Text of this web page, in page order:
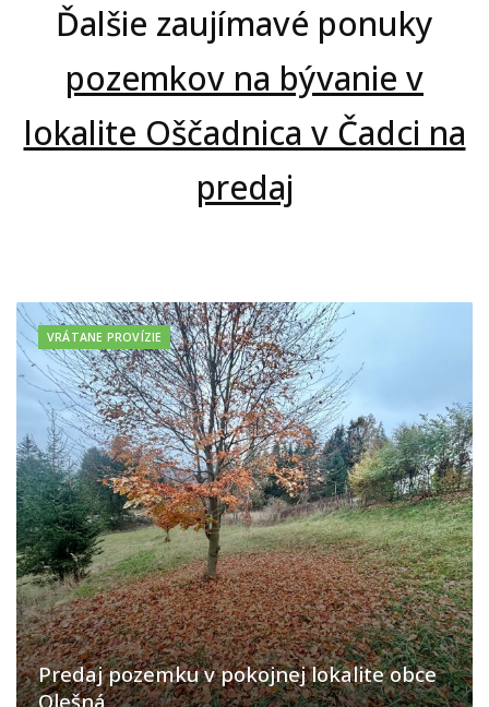
Ďalšie zaujímavé ponuky
pozemkov na bývanie v
lokalite Oščadnica v Čadci na
predaj
VRÁTANE PROVÍZIE
Predaj pozemku v pokojnej lokalite obce
Olešná